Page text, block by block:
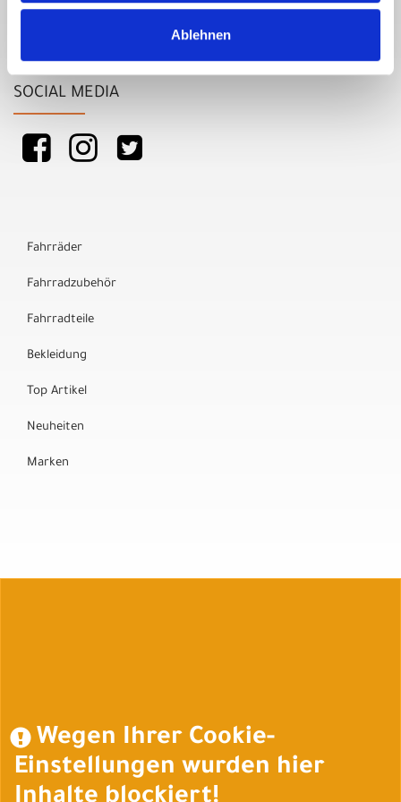
Ablehnen
SOCIAL MEDIA
Fahrräder
Fahrradzubehör
Fahrradteile
Bekleidung
Top Artikel
Neuheiten
Marken
Wegen Ihrer Cookie-
Einstellungen wurden hier